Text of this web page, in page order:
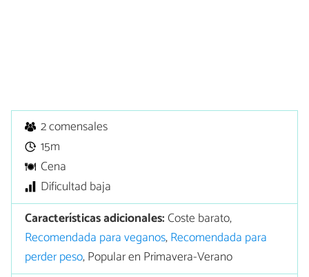
2 comensales
15m
Cena
Dificultad baja
Características adicionales:Coste barato,
Recomendada para veganos,Recomendada para
perder peso, Popular en Primavera-Verano